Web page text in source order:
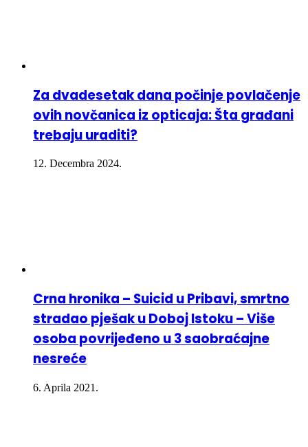
Za dvadesetak dana počinje povlačenje
ovih novčanica iz opticaja: Šta građani
trebaju uraditi?
12. Decembra 2024.
Crna hronika – Suicid u Pribavi, smrtno
stradao pješak u Doboj Istoku – Više
osoba povrijeđeno u 3 saobraćajne
nesreće
6. Aprila 2021.